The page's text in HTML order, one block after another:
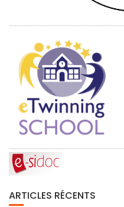
ARTICLES RÉCENTS